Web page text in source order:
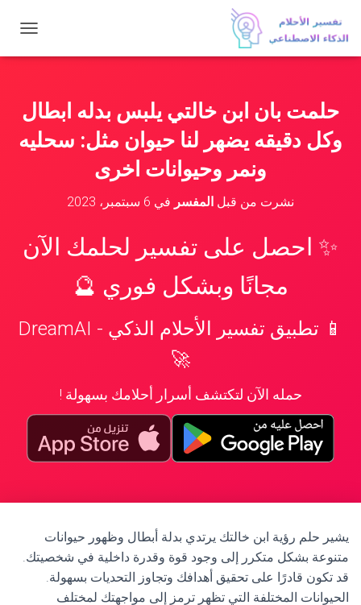
ب
ا
ت
حلمت بان ابن خالتي يلبس بدله ابطال
وكل دقيقه يضهر لنا حيوان مثل: سحليه
ونمر وحيوانات اخرى
نشرت من قبل المفسر في 6 سبتمبر، 2023
✨ احصل على تفسير لحلمك الآن
مجانًا وبشكل فوري 🔮
📱 تطبيق تفسير الأحلام الذكي - DreamAI
🚀
حمله الآن لتكتشف أسرار أحلامك بسهولة !
يشير حلم رؤية ابن خالتك يرتدي بدلة أبطال وظهور حيوانات
متنوعة بشكل متكرر إلى وجود قوة وقدرة داخلية في شخصيتك.
قد تكون قادرًا على تحقيق أهدافك وتجاوز التحديات بسهولة.
الحيوانات المختلفة التي تظهر ترمز إلى مواجهتك لمختلف